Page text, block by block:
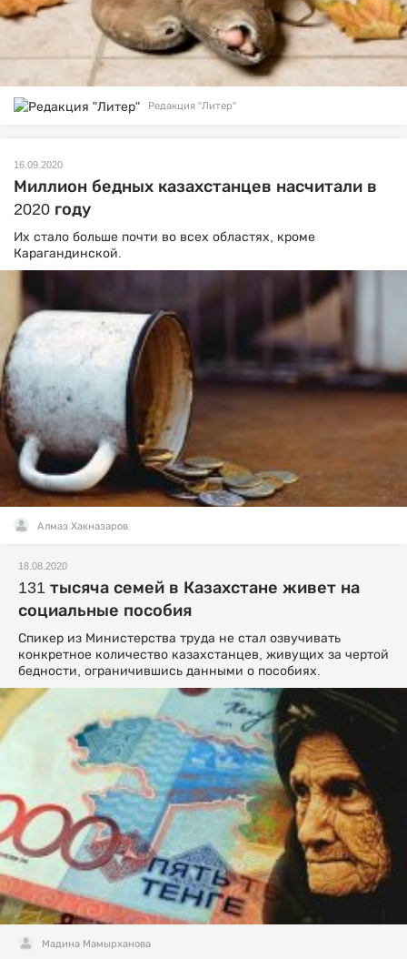
Редакция "Литер"
16.09.2020
Миллион бедных казахстанцев насчитали в
2020 году
Их стало больше почти во всех областях, кроме
Карагандинской.
Алмаз Хакназаров
18.08.2020
131 тысяча семей в Казахстане живет на
социальные пособия
Спикер из Министерства труда не стал озвучивать
конкретное количество казахстанцев, живущих за чертой
бедности, ограничившись данными о пособиях.
Мадина Мамырханова